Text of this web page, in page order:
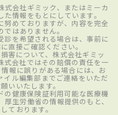
式会社ギミック、またはミーカ
情報をもとにしています。
努めておりますが、内容を完全
ではありません。
診を希望される場合は、事前に
直接ご確認ください。
害について、株式会社ギミッ
式会社ではその賠償の責任を一
報に誤りがある場合には、お
イル編集部までご連絡をいただ
いいたします。
の健康保険証利用可能な医療機
生労働省の情報提供のもと、
ております。